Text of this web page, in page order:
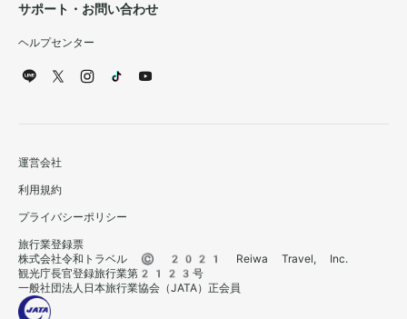
サポート・お問い合わせ
ヘルプセンター
運営会社
利用規約
プライバシーポリシー
旅行業登録票
株式会社令和トラベル © 2021 Reiwa Travel, Inc.
観光庁長官登録旅行業第2123号
一般社団法人日本旅行業協会（JATA）正会員